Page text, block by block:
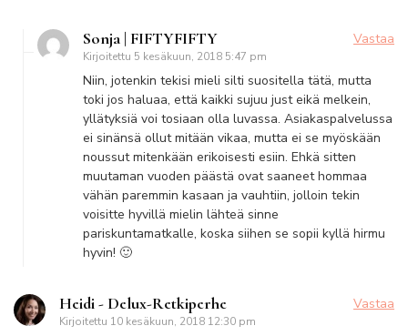
Sonja | FIFTYFIFTY
Kirjoitettu 5 kesäkuun, 2018 5:47 pm
Vastaa
Niin, jotenkin tekisi mieli silti suositella tätä, mutta
toki jos haluaa, että kaikki sujuu just eikä melkein,
yllätyksiä voi tosiaan olla luvassa. Asiakaspalvelussa
ei sinänsä ollut mitään vikaa, mutta ei se myöskään
noussut mitenkään erikoisesti esiin. Ehkä sitten
muutaman vuoden päästä ovat saaneet hommaa
vähän paremmin kasaan ja vauhtiin, jolloin tekin
voisitte hyvillä mielin lähteä sinne
pariskuntamatkalle, koska siihen se sopii kyllä hirmu
hyvin! 🙂
Heidi - Delux-Retkiperhe
Kirjoitettu 10 kesäkuun, 2018 12:30 pm
Vastaa